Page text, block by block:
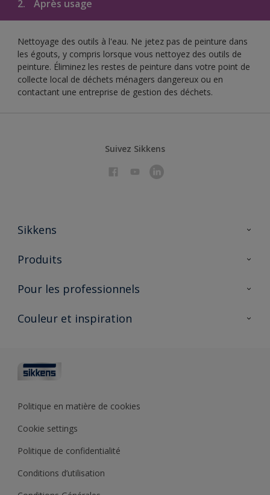
2. Après usage
Nettoyage des outils à l'eau. Ne jetez pas de peinture dans
les égouts, y compris lorsque vous nettoyez des outils de
peinture. Éliminez les restes de peinture dans votre point de
collecte local de déchets ménagers dangereux ou en
contactant une entreprise de gestion des déchets.
Suivez Sikkens
Sikkens
À propos de Sikkens
Durabilité
Produits
Produits pour l’intérieur
Trouver un point de vente
Pour les professionnels
Partenaires Sikkens 🔗
Architectes
Couleur et inspiration
Collections de couleurs
Base de connaissances
Politique en matière de cookies
Cookie settings
Politique de confidentialité
Conditions d’utilisation